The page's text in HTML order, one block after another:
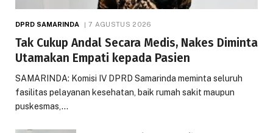
DPRD SAMARINDA 7 AGUSTUS 2026
Tak Cukup Andal Secara Medis, Nakes Diminta
Utamakan Empati kepada Pasien
SAMARINDA: Komisi IV DPRD Samarinda meminta seluruh
fasilitas pelayanan kesehatan, baik rumah sakit maupun
puskesmas,…